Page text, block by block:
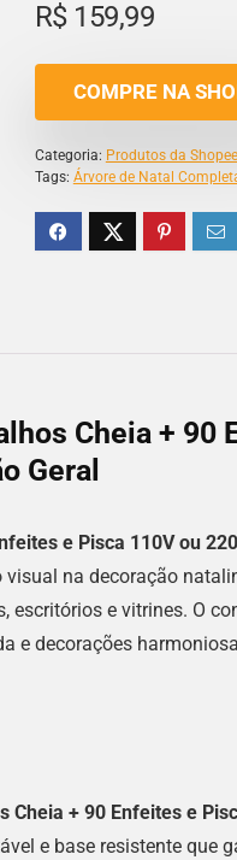
R$159,99
COMPRE NA
Categoria: Produtos da Shopee
Tags: Árvore de Natal
Cheia + 90
Geral
e Pisca 110V ou
na decoração
escritórios e vitrines. O
e decorações
Cheia + 90 Enfeites e
e base resistente que